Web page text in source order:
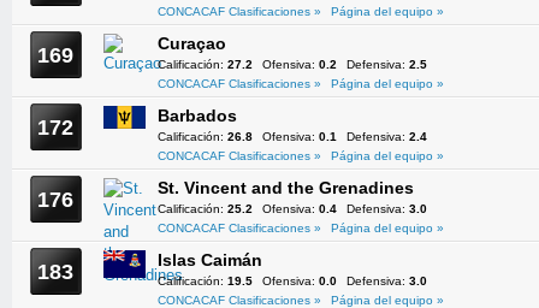
CONCACAF Clasificaciones »
Página del equipo »
169 Curaçao
Calificación: 27.2 Ofensiva: 0.2 Defensiva: 2.5
CONCACAF Clasificaciones »
Página del equipo »
172 Barbados
Calificación: 26.8 Ofensiva: 0.1 Defensiva: 2.4
CONCACAF Clasificaciones »
Página del equipo »
176 St. Vincent and the Grenadines
Calificación: 25.2 Ofensiva: 0.4 Defensiva: 3.0
CONCACAF Clasificaciones »
Página del equipo »
183 Islas Caimán
Calificación: 19.5 Ofensiva: 0.0 Defensiva: 3.0
CONCACAF Clasificaciones »
Página del equipo »